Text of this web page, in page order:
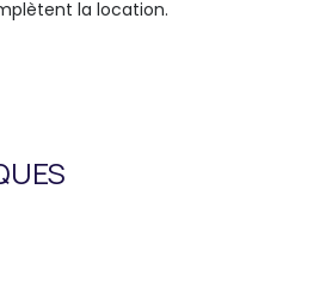
la location.